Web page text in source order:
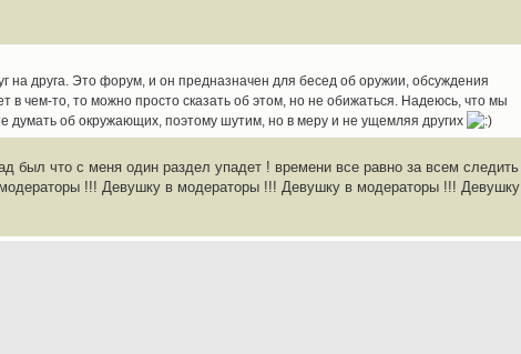
на друга. Это форум, и он предназначен для бесед об оружии, обсуждения
в чем-то, то можно просто сказать об этом, но не обижаться. Надеюсь, что мы
думать об окружающих, поэтому шутим, но в меру и не ущемляя других
был что с меня один раздел упадет ! времени все равно за всем следить
!!! Девушку в модераторы !!! Девушку в модераторы !!! Девушку